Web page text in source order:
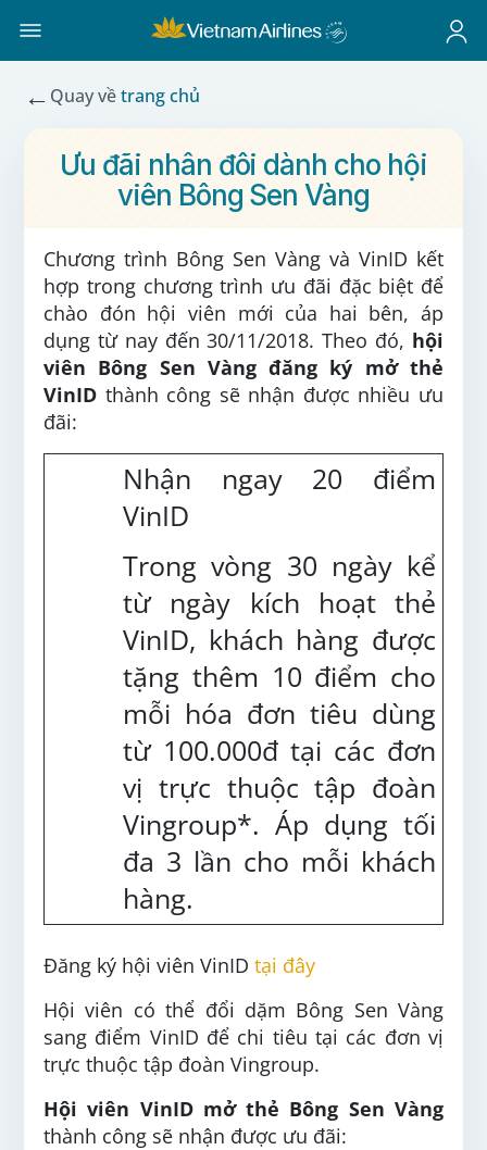
← Quay vềtrang chủ
Ưu đãi nhân đôi dành cho hội
viên Bông Sen Vàng
Chương trình Bông Sen Vàng và VinID kết
hợp trong chương trình ưu đãi đặc biệt để
chào đón hội viên mới của hai bên, áp
dụng từ nay đến 30/11/2018. Theo đó, hội
viên Bông Sen Vàng đăng ký mở thẻ
VinID thành công sẽ nhận được nhiều ưu
đãi:
Nhận ngay 20 điểm
VinID
Trong vòng 30 ngày kể
từ ngày kích hoạt thẻ
VinID, khách hàng được
tặng thêm 10 điểm cho
mỗi hóa đơn tiêu dùng
từ 100.000đ tại các đơn
vị trực thuộc tập đoàn
Vingroup*. Áp dụng tối
đa 3 lần cho mỗi khách
hàng.
Đăng ký hội viên VinID tại đây
Hội viên có thể đổi dặm Bông Sen Vàng
sang điểm VinID để chi tiêu tại các đơn vị
trực thuộc tập đoàn Vingroup.
Hội viên VinID mở thẻ Bông Sen Vàng
thành công sẽ nhận được ưu đãi: